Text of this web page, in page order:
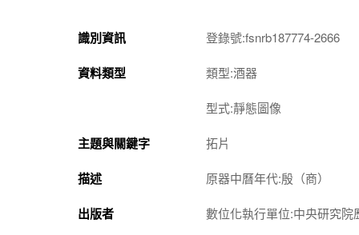
識別資訊 登錄號:fsnrb187774-2666
資料類型 類型:酒器
型式:靜態圖像
主題與關鍵字 拓片
描述 原器中曆年代:殷（商）
出版者 數位化執行單位:中央研究院